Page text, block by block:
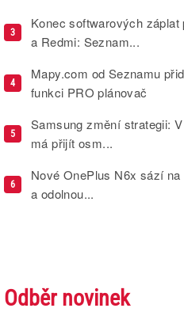
3
Konec softwarových záplat
a Redmi: Seznam...
4
Mapy.com od Seznamu
funkci PRO plánovač
5
Samsung změní strategii:
má přijít osm...
6
Nové OnePlus N6x sází na
a odolnou...
Odběr novinek